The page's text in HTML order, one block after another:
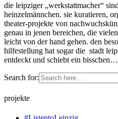
die leipziger „werkstattmacher“
heinzelmännchen. sie kuratieren,
theater-projekte von
genau in jenen bereichen, die
leicht von der hand gehen. den
hilfestellung hat sogar die stadt
entdeckt und schiebt ein bisschen…
Search for:
projekte